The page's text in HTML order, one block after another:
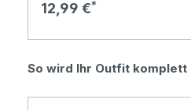
Regulärer Preis:
12,99 €
Produktgalerie überspringen
So wird Ihr Outfit komplett